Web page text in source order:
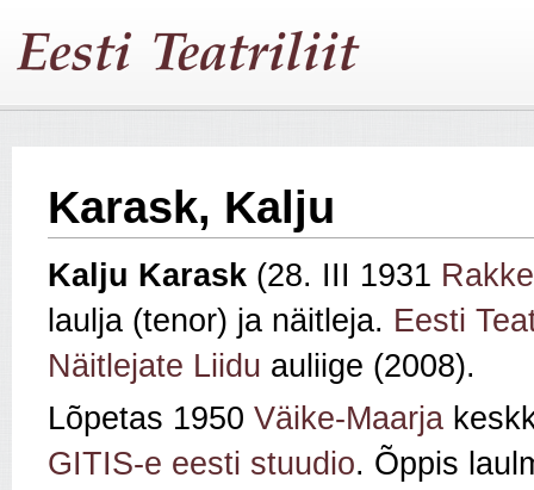
Karask, Kalju
Kalju Karask (28. III 1931 Rakke
laulja (tenor) ja näitleja. Eesti
Näitlejate Liidu auliige (2008).
Lõpetas 1950 Väike-Maarja
GITIS-e eesti stuudio. Õppis